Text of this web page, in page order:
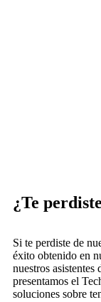
¿Te
Si te perdiste de
éxito obtenido en
nuestros asistentes
presentamos el
soluciones sobre